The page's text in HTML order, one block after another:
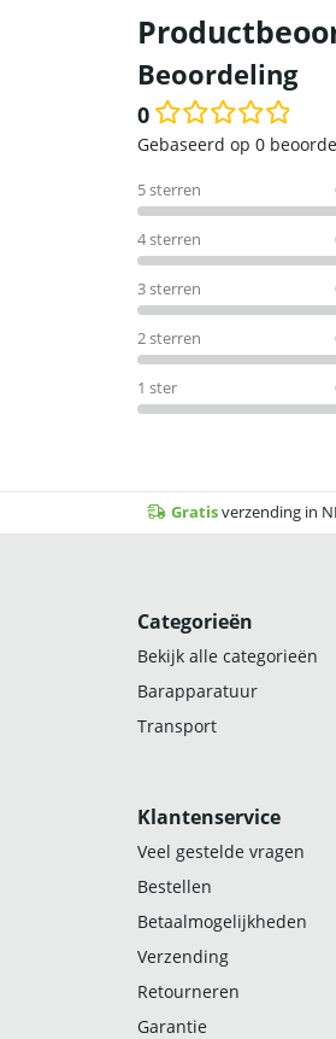
Beoordeling
0
Waardering
uit
5
Gebaseerd op 0
5 sterren
4 sterren
3 sterren
2 sterren
1 ster
Gratisverzending in
Categorieën
Bekijk alle categorieën
Barapparatuur
Transport
Klantenservice
Veel gestelde vragen
Bestellen
Betaalmogelijkheden
Verzending
Retourneren
Garantie